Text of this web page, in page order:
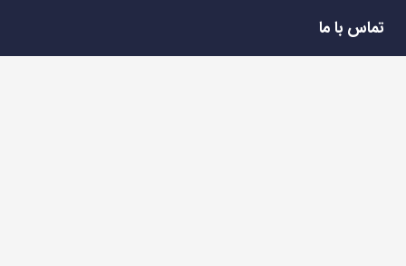
تماس با ما